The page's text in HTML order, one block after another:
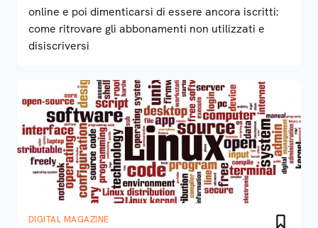
online e poi dimenticarsi di essere ancora iscritti:
come ritrovare gli abbonamenti non utilizzati e
disiscriversi
DIGITAL MAGAZINE